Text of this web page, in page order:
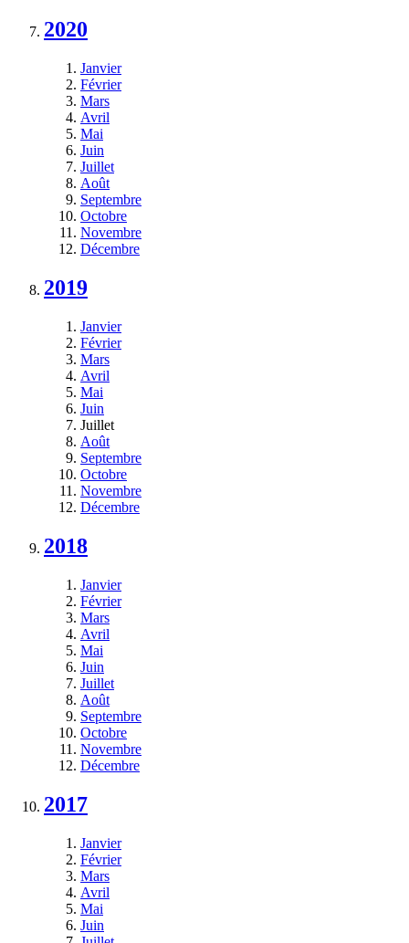
2020
Janvier
Février
Mars
Avril
Mai
Juin
Juillet
Août
Septembre
Octobre
Novembre
Décembre
2019
Janvier
Février
Mars
Avril
Mai
Juin
Juillet
Août
Septembre
Octobre
Novembre
Décembre
2018
Janvier
Février
Mars
Avril
Mai
Juin
Juillet
Août
Septembre
Octobre
Novembre
Décembre
2017
Janvier
Février
Mars
Avril
Mai
Juin